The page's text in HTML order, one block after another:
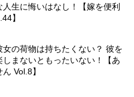
生に悔いはなし！【嫁を便利
】
の荷物は持ちたくない？ 彼を
まないともったいない！【あ
Vol.8】